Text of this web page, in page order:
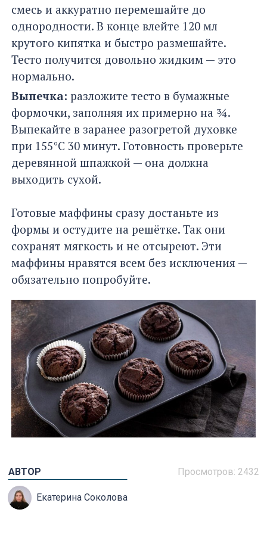
смесь и аккуратно перемешайте до
однородности. В конце влейте 120 мл
крутого кипятка и быстро размешайте.
Тесто получится довольно жидким — это
нормально.
Выпечка: разложите тесто в бумажные
формочки, заполняя их примерно на ¾.
Выпекайте в заранее разогретой духовке
при 155°C 30 минут. Готовность проверьте
деревянной шпажкой — она должна
выходить сухой.
Готовые маффины сразу достаньте из
формы и остудите на решётке. Так они
сохранят мягкость и не отсыреют. Эти
маффины нравятся всем без исключения —
обязательно попробуйте.
Просмотров: 2432
АВТОР
Екатерина Соколова